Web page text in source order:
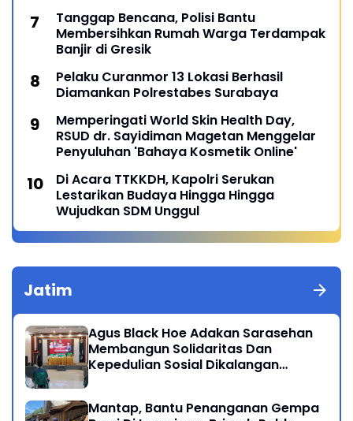
Tanggap Bencana, Polisi Bantu
Membersihkan Rumah Warga Terdampak
Banjir di Gresik
Pelaku Curanmor 13 Lokasi Berhasil
Diamankan Polrestabes Surabaya
Memperingati World Skin Health Day,
RSUD dr. Sayidiman Magetan Menggelar
Penyuluhan 'Bahaya Kosmetik Online'
Di Acara TTKKDH, Kapolri Serukan
Lestarikan Budaya Hingga Hingga
Wujudkan SDM Unggul
Jatim
Agus Black Hoe Adakan Sarasehan
Membangun Solidaritas Dan
Kepedulian Sosial Dikalangan
Mantap, Bantu Penanganan Gempa